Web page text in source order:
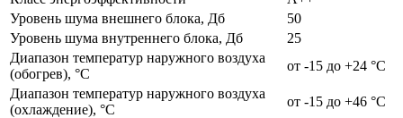
Уровень шума внешнего блока, Дб
50
Уровень шума внутреннего блока, Дб
25
Диапазон температур наружного воздуха
(обогрев), °C
от -15 до +24 °C
Диапазон температур наружного воздуха
(охлаждение), °C
от -15 до +46 °C